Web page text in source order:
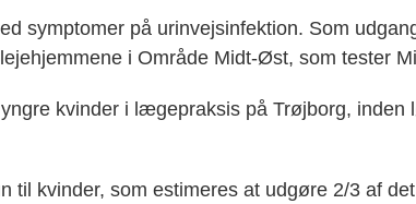
symptomer på urinvejsinfektion. Som
i Område Midt-Øst, som tester
kvinder i lægepraksis på Trøjborg, inden
til kvinder, som estimeres at udgøre 2/3 af